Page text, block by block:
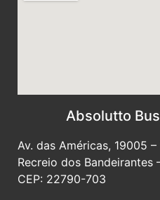
Absolutto
Av. das Américas, 19005
Recreio dos Bandeirantes
CEP: 22790-703